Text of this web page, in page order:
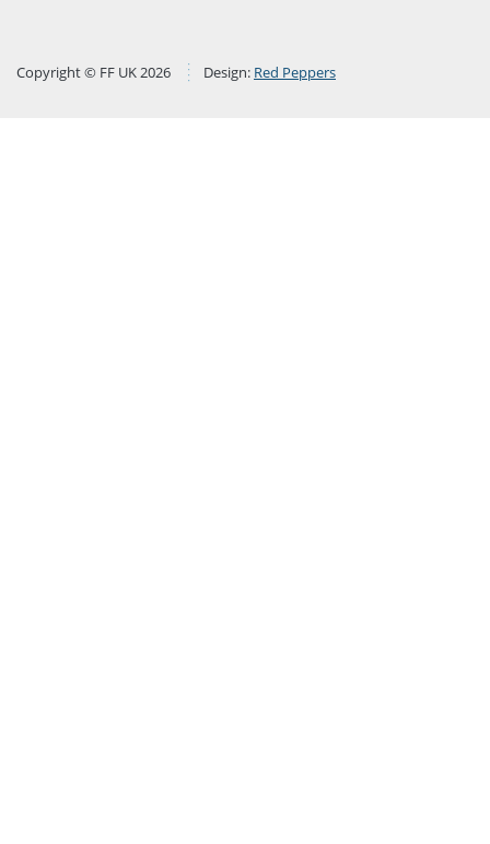
Copyright © FF UK 2026 Design: Red Peppers